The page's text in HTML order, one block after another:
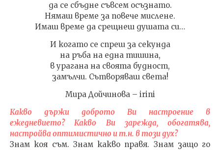
да се сбъдне съвсем осъзнато.
Нямаш време за повече мислене.
Имаш време да срещнеш душата си…
И когато се спреш за секунда
на ръба на една тишина,
в урагана на своята будност,
замълчи. Сътворяваш света!
Мира Дойчинова – irini
Какво държи доброто Ви настроение в
ежедневието? Какво Ви зарежда, обогатява,
настройва оптимистично и т.н. в този дух?
Знам коя съм. Знам какво правя. Знам защо го